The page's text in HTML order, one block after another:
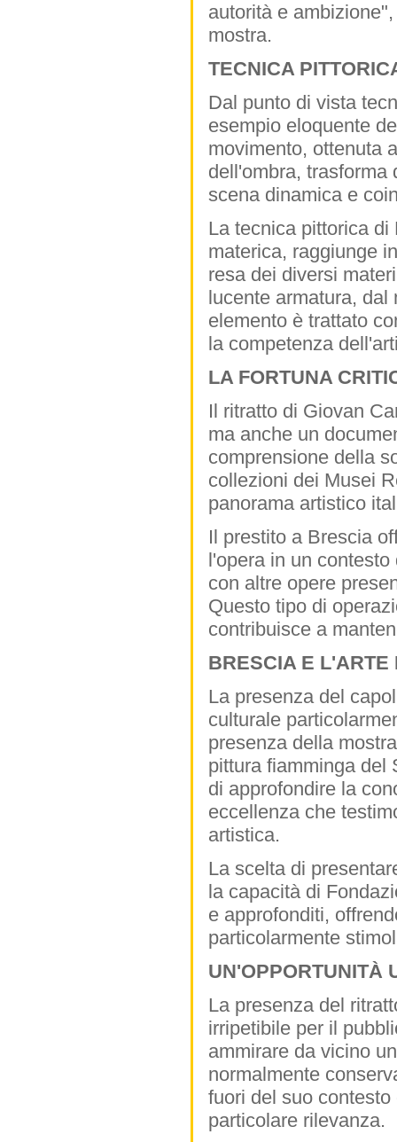
autorità e
mostra.
TECNICA
Dal punto di vista
esempio eloquente
movimento, ottenuta
dell'ombra, trasforma
scena dinamica e
La tecnica pittorica
materica, raggiunge
resa dei diversi
lucente armatura,
elemento è trattato
la competenza
LA FORTUNA
Il ritratto di Giovan
ma anche un
comprensione della
collezioni dei Musei
panorama artistico
Il prestito a Brescia
l'opera in un
con altre opere
Questo tipo di
contribuisce a
BRESCIA E L'ARTE
La presenza del
culturale
presenza della
pittura fiamminga del
di approfondire la
eccellenza che
artistica.
La scelta di
la capacità di
e approfonditi,
particolarmente
UN'OPPORTUNITÀ
La presenza del
irripetibile per il
ammirare da vicino
normalmente
fuori del suo
particolare rilevanza.